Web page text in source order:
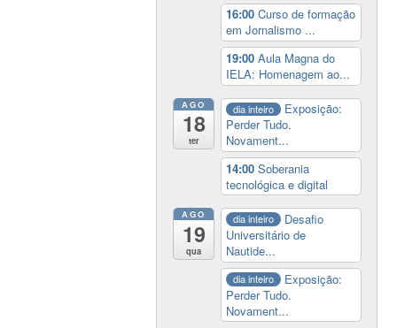
16:00Curso de formação
em Jornalismo ...
19:00Aula Magna do
IELA: Homenagem ao...
AGO
18
ter
dia inteiro
Exposição:
Perder Tudo.
Novament...
14:00Soberania
tecnológica e digital
AGO
19
qua
dia inteiro
Desafio
Universitário de
Nautide...
dia inteiro
Exposição:
Perder Tudo.
Novament...